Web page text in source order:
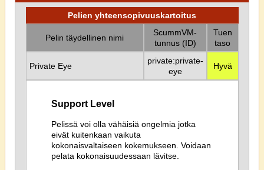
Pelien yhteensopivuuskartoitus
Pelin täydellinen nimi
ScummVM-
tunnus (ID)
Tuen
taso
Private Eye
private:private-
eye
Hyvä
Support Level
Pelissä voi olla vähäisiä ongelmia jotka
eivät kuitenkaan vaikuta
kokonaisvaltaiseen kokemukseen. Voidaan
pelata kokonaisuudessaan lävitse.